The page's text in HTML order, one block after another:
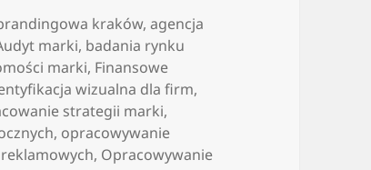
kraków,agencja
marki, badania rynku
marki, Finansowe
wizualna dla firm,
strategii marki,
, opracowywanie
, Opracowywanie